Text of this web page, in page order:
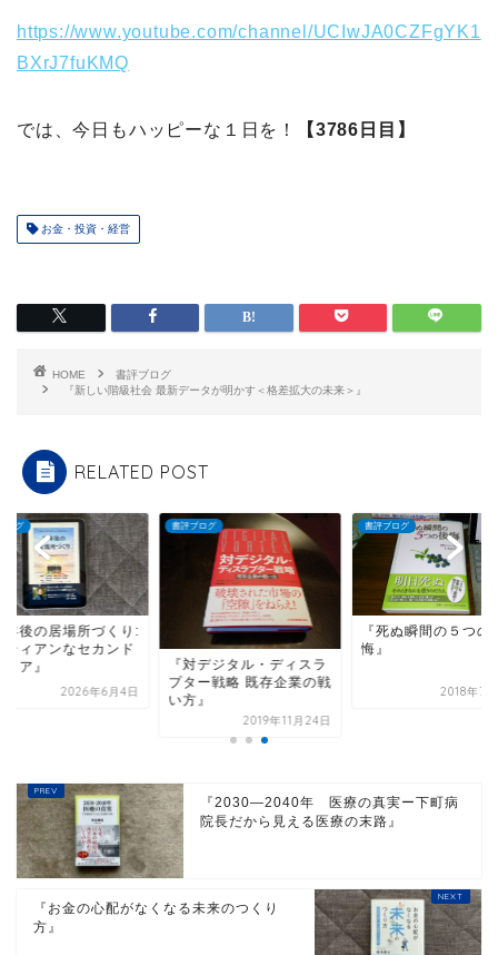
https://www.youtube.com/channel/UCIwJA0CZFgYK1
BXrJ7fuKMQ
では、今日もハッピーな１日を！ 【3786日目】
お金・投資・経営
HOME
書評ブログ
『新しい階級社会 最新データが明かす＜格差拡大の未来＞』
RELATED POST
ログ
年後の居場所づくり:
ティアンなセカンド
ア』
2026年6月4日
書評ブログ
『対デジタル・ディスラ
プター戦略 既存企業の戦
い方』
2019年11月24日
書評ブログ
『死ぬ瞬間の５つの
悔』
2018年7
『2030―2040年 医療の真実ー下町病
院長だから見える医療の末路』
『お金の心配がなくなる未来のつくり
方』